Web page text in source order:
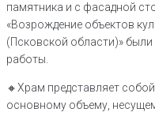
памятника и с фасадной
«Возрождение объектов
(Псковской области)»
работы.
🔸Храм представляет
основному объему,